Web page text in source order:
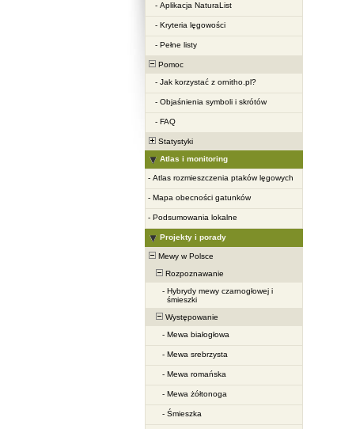
- Aplikacja NaturaList
- Kryteria lęgowości
- Pełne listy
Pomoc
- Jak korzystać z ornitho.pl?
- Objaśnienia symboli i skrótów
- FAQ
Statystyki
Atlas i monitoring
- Atlas rozmieszczenia ptaków lęgowych
- Mapa obecności gatunków
- Podsumowania lokalne
Projekty i porady
Mewy w Polsce
Rozpoznawanie
- Hybrydy mewy czarnogłowej i
śmieszki
Występowanie
- Mewa białogłowa
- Mewa srebrzysta
- Mewa romańska
- Mewa żółtonoga
- Śmieszka